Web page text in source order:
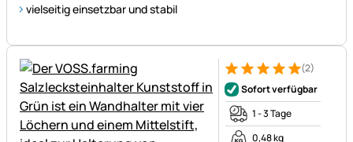
vielseitig einsetzbar und stabil
Bewertung: 5 von 5 (2
2 Bewertungen
(2)
Sofort verfügbar
1 - 3 Tage
0,48 kg